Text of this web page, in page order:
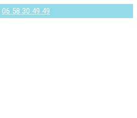
06 58 30 49 49